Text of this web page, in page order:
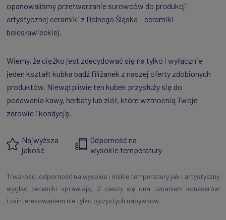
opanowaliśmy przetwarzanie surowców do produkcji
artystycznej ceramiki z Dolnego Śląska – ceramiki
bolesławieckiej.
Wiemy, że ciężko jest zdecydować się na tylko i wyłącznie
jeden kształt kubka bądź filiżanek z naszej oferty zdobionych
produktów. Niewątpliwie ten kubek przysłuży się do
podawania kawy, herbaty lub ziół, które wzmocnią Twoje
zdrowie i kondycję.
Najwyższa
jakość
Odporność na
wysokie temperatury
Trwałość, odporność na wysokie i niskie temperatury jak i artystyczny
wygląd ceramiki sprawiają, iż cieszy się ona uznaniem koneserów
i zainteresowaniem nie tylko ojczystych nabywców.